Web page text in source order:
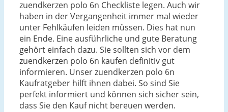
zuendkerzen polo 6n Checkliste legen. Auch wir
haben in der Vergangenheit immer mal wieder
unter Fehlkäufen leiden müssen. Dies hat nun
ein Ende. Eine ausführliche und gute Beratung
gehört einfach dazu. Sie sollten sich vor dem
zuendkerzen polo 6n kaufen definitiv gut
informieren. Unser zuendkerzen polo 6n
Kaufratgeber hilft ihnen dabei. So sind Sie
perfekt informiert und können sich sicher sein,
dass Sie den Kauf nicht bereuen werden.